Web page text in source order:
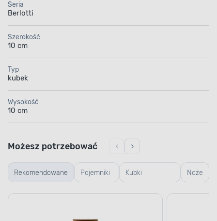
Seria
Berlotti
Szerokość
10 cm
Typ
kubek
Wysokość
10 cm
Rekomendowane Pojemniki
szklane
Kubki
termiczne i
Noże
Możesz potrzebować